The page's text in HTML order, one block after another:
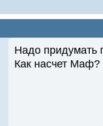
Надо
Как насчет